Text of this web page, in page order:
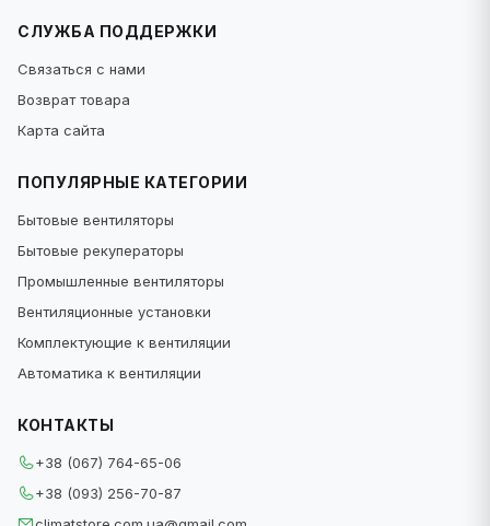
СЛУЖБА ПОДДЕРЖКИ
Связаться с нами
Возврат товара
Карта сайта
ПОПУЛЯРНЫЕ КАТЕГОРИИ
Бытовые вентиляторы
Бытовые рекуператоры
Промышленные вентиляторы
Вентиляционные установки
Комплектующие к вентиляции
Автоматика к вентиляции
КОНТАКТЫ
+38 (067) 764-65-06
+38 (093) 256-70-87